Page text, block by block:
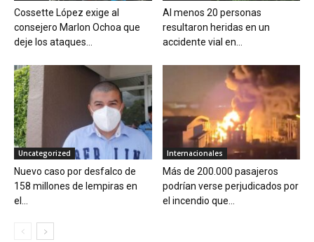
Cossette López exige al
consejero Marlon Ochoa que
deje los ataques...
Al menos 20 personas
resultaron heridas en un
accidente vial en...
Uncategorized
Nuevo caso por desfalco de
158 millones de lempiras en
el...
Internacionales
Más de 200.000 pasajeros
podrían verse perjudicados por
el incendio que...